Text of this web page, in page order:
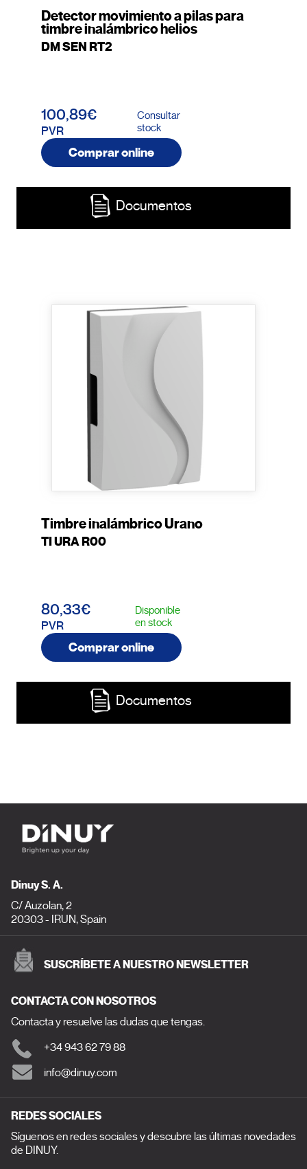
Detector movimiento a pilas para
timbre inalámbrico helios
DM SEN RT2
100,89€
PVR
Consultar
stock
Comprar online
Documentos
Timbre inalámbrico Urano
TI URA R00
80,33€
PVR
Disponible
en stock
Comprar online
Documentos
Dinuy S. A.
C/ Auzolan, 2
20303 - IRUN, Spain
SUSCRÍBETE A NUESTRO NEWSLETTER
CONTACTA CON NOSOTROS
Contacta y resuelve las dudas que tengas.
+34 943 62 79 88
info@dinuy.com
REDES SOCIALES
Síguenos en redes sociales y descubre las últimas novedades
de DINUY.